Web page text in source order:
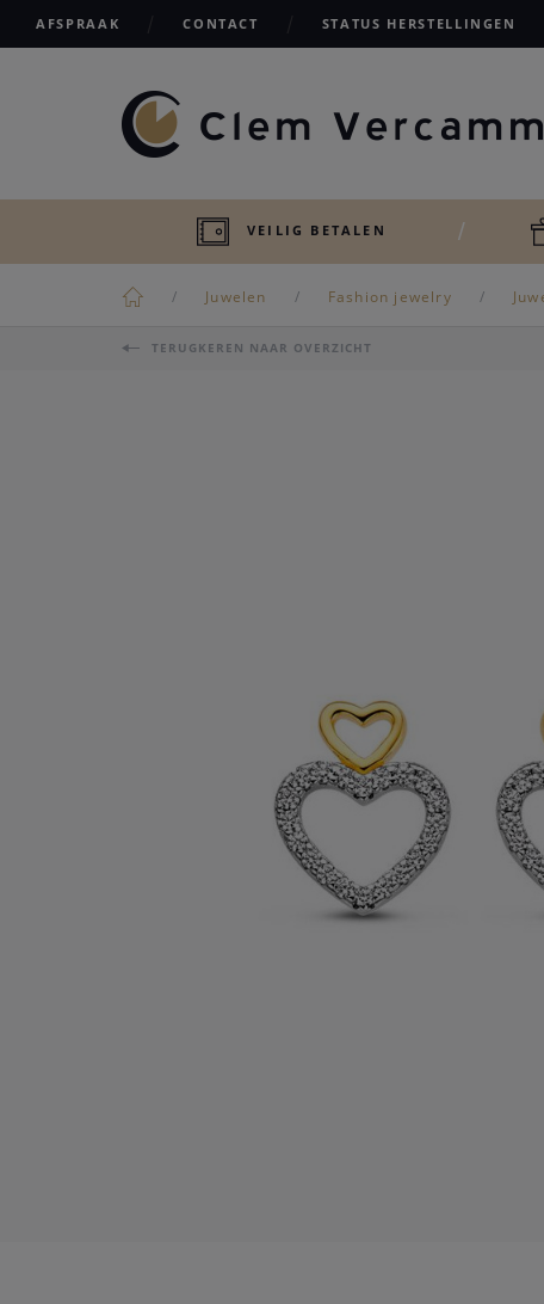
AFSPRAAK CONTACT STATUS HERSTELLINGEN
VEILIG BETALEN
Juwelen Fashion jewelry
TERUGKEREN NAAR OVERZICHT